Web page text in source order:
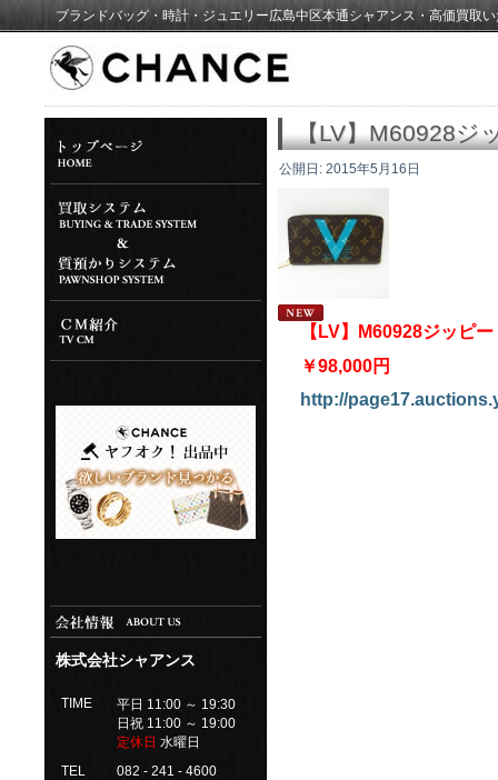
ブランドバッグ・時計・ジュエリー広島中区本通シャアンス・高価買取
株式会社シャアンス
TIME
平日 11:00 ～ 19:30
日祝 11:00 ～ 19:00
定休日 水曜日
TEL
082 - 241 - 4600
【LV】M60928
公開日: 2015年5月16日
【LV】M60928ジッピ
￥98,000円
http://